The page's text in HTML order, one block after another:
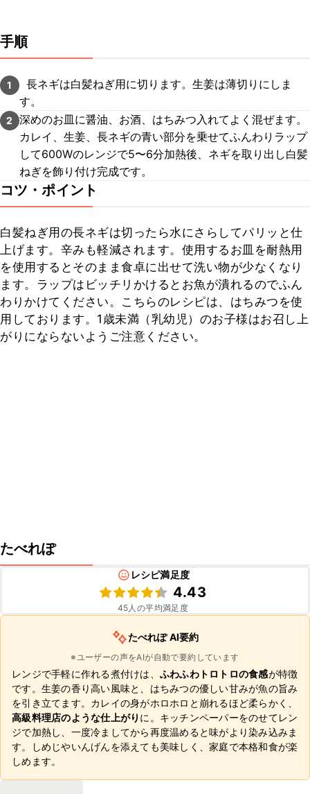
手順
1
長ネギは白髪ねぎ用に切ります。生姜は薄切りにしま
す。
2
深めのお皿に醤油、お酒、はちみつ入れてよく混ぜます。
カレイ、生姜、長ネギの青い部分を乗せてふんわりラップ
して600Wのレンジで5〜6分加熱後、ネギを取り出し白髪
ねぎを飾り付け完成です。
コツ・ポイント
白髪ねぎ用の長ネギは切ったら水にさらしてパリッと仕
上げます。辛みも軽減されます。使用するお皿を耐熱用
を使用するとそのまま食卓に出せて洗い物が少なくなり
ます。ラップはビッチリかけるとお魚が潰れるのでふん
わりかけてください。こちらのレシピは、はちみつを使
用しております。1歳未満（乳幼児）のお子様はお召し上
がりにならないようご注意ください。
たべれぽ
レシピ満足度
4.43
45人の平均満足度
たべれぽ AI要約
※ユーザーの声をAIが自動で要約しています
レンジで手軽に作れる煮付けは、 ふわふわトロトロの食感が特徴
です。生姜の香り高い風味と、はちみつの優しい甘みが魚の旨み
を引き立てます。カレイの身がホロホロと崩れるほど柔らかく、
高級料理店のような仕上がり に。キッチンペーパーをのせてレン
ジで加熱し、一度冷ましてから再度温めると味がより染み込みま
す。しめじやいんげんを添えても美味しく、家庭で本格和食が楽
しめます。